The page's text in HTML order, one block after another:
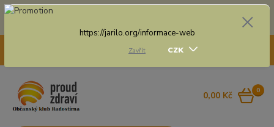
Doprava zdarma na některé druhy dopravy při nákupu
CZK
0
0,00 Kč
https://jarilo.org/informace-web
Zavřít